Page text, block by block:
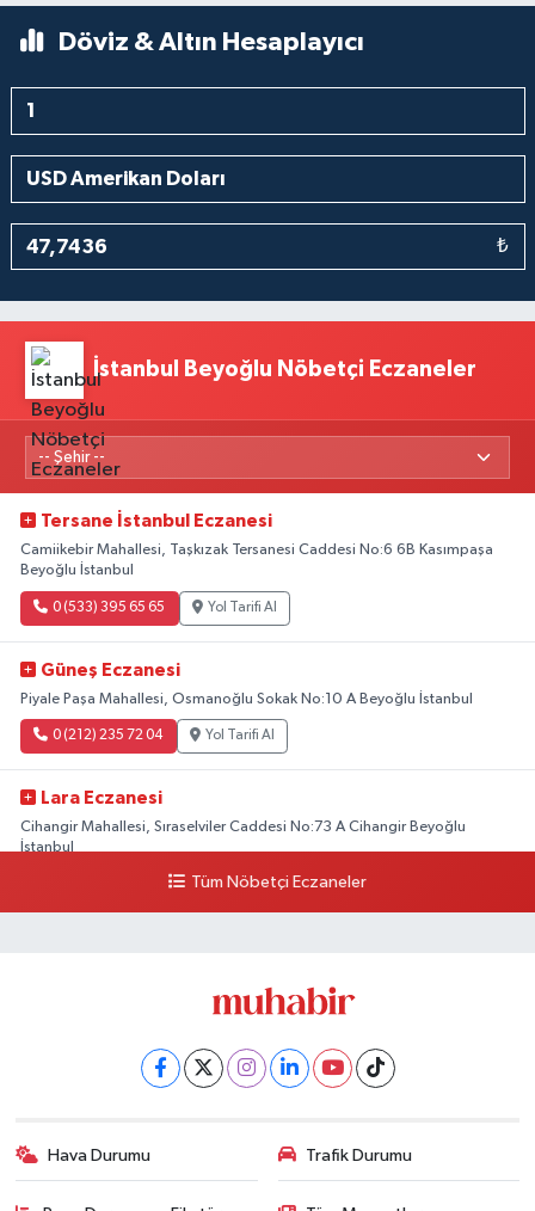
Döviz & Altın Hesaplayıcı
₺
İstanbul Beyoğlu Nöbetçi Eczaneler
Tersane İstanbul Eczanesi
Camiikebir Mahallesi, Taşkızak Tersanesi Caddesi No:6 6B Kasımpaşa
Beyoğlu İstanbul
0 (533) 395 65 65 Yol Tarifi Al
Güneş Eczanesi
Piyale Paşa Mahallesi, Osmanoğlu Sokak No:10 A Beyoğlu İstanbul
0 (212) 235 72 04 Yol Tarifi Al
Lara Eczanesi
Cihangir Mahallesi, Sıraselviler Caddesi No:73 A Cihangir Beyoğlu
İstanbul
Yol Tarifi Al
Tüm Nöbetçi Eczaneler
Hava Durumu Trafik Durumu